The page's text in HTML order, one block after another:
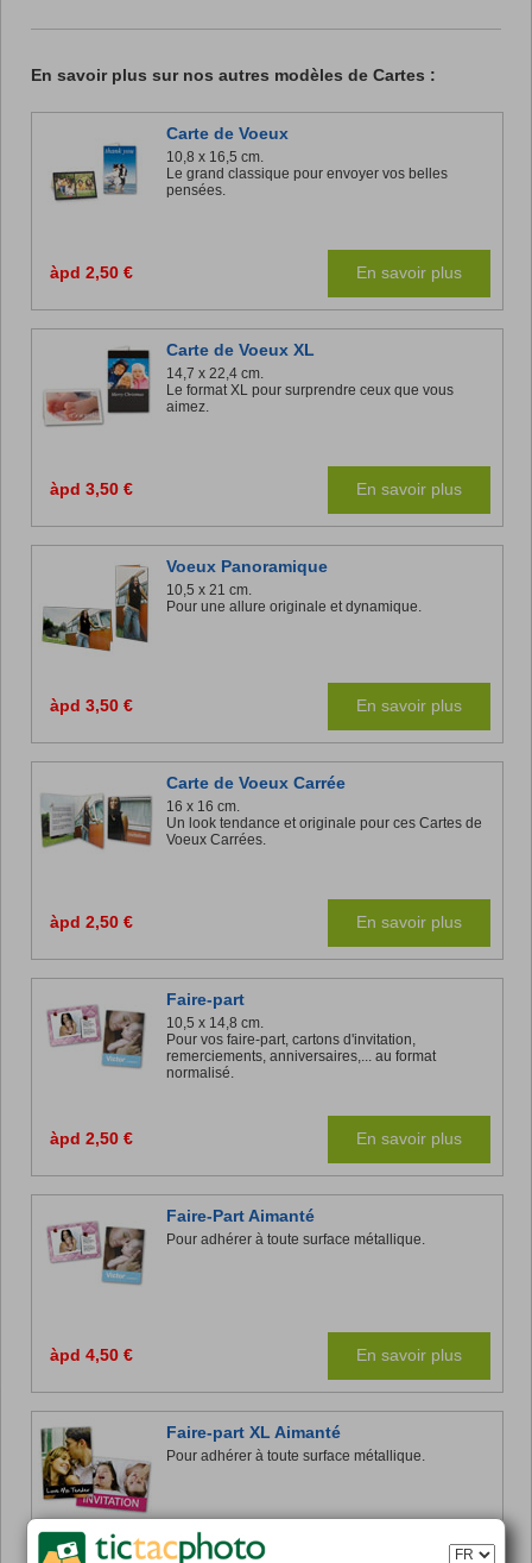
En savoir plus sur nos autres modèles de Cartes :
Carte de Voeux
10,8 x 16,5 cm.
Le grand classique pour envoyer vos belles
pensées.
àpd 2,50 € En savoir plus
Carte de Voeux XL
14,7 x 22,4 cm.
Le format XL pour surprendre ceux que vous
aimez.
àpd 3,50 € En savoir plus
Voeux Panoramique
10,5 x 21 cm.
Pour une allure originale et dynamique.
àpd 3,50 € En savoir plus
Carte de Voeux Carrée
16 x 16 cm.
Un look tendance et originale pour ces Cartes de
Voeux Carrées.
àpd 2,50 € En savoir plus
Faire-part
10,5 x 14,8 cm.
Pour vos faire-part, cartons d'invitation,
remerciements, anniversaires,... au format
normalisé.
àpd 2,50 € En savoir plus
Faire-Part Aimanté
Pour adhérer à toute surface métallique.
àpd 4,50 € En savoir plus
Faire-part XL Aimanté
Pour adhérer à toute surface métallique.